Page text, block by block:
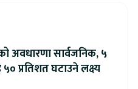
अवधारणा सार्वजनिक, ५
५० प्रतिशत घटाउने लक्ष्य